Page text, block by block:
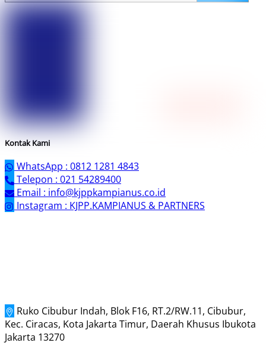
Kontak Kami
WhatsApp : 0812 1281 4843
Telepon : 021 54289400
Email : info@kjppkampianus.co.id
Instagram : KJPP.KAMPIANUS & PARTNERS
Ruko Cibubur Indah, Blok F16, RT.2/RW.11, Cibubur,
Kec. Ciracas, Kota Jakarta Timur, Daerah Khusus Ibukota
Jakarta 13270